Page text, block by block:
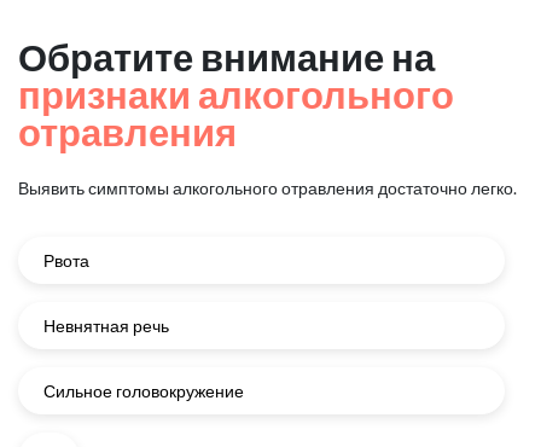
Обратите внимание на
признаки алкогольного
отравления
Выявить симптомы алкогольного отравления достаточно легко.
Рвота
Невнятная речь
Сильное головокружение